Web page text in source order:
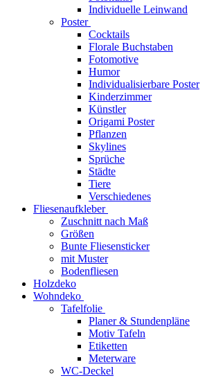
Individuelle Leinwand
Poster
Cocktails
Florale Buchstaben
Fotomotive
Humor
Individualisierbare Poster
Kinderzimmer
Künstler
Origami Poster
Pflanzen
Skylines
Sprüche
Städte
Tiere
Verschiedenes
Fliesenaufkleber
Zuschnitt nach Maß
Größen
Bunte Fliesensticker
mit Muster
Bodenfliesen
Holzdeko
Wohndeko
Tafelfolie
Planer & Stundenpläne
Motiv Tafeln
Etiketten
Meterware
WC-Deckel